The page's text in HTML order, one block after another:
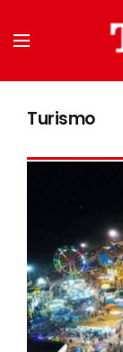
Turismo